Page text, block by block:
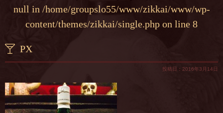
null in /home/groupslo55/www/zikkai/www/wp-
content/themes/zikkai/single.php on line 8
PX
投稿日：2016年3月14日